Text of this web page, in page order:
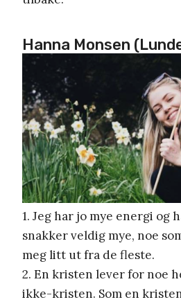
Hanna Monsen
1. Jeg har jo mye energi og
snakker veldig mye, noe
meg litt ut fra de fleste.
2. En kristen lever for noe
ikke-kristen. Som en